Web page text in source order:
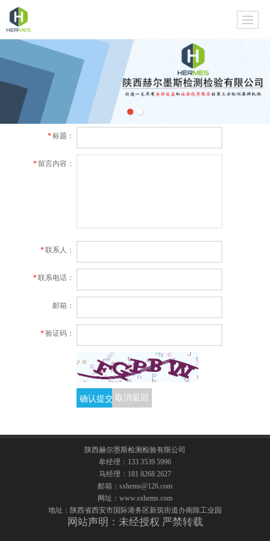
*标题：
* 留言内容：
*联系人：
*联系电话：
邮箱：
*验证码：
确认提交 取消返回
陕西赫尔墨斯检测检验有限公司
牟经理：133 3539 5996
马经理：181 8268 2627
邮箱：sxhems@126.com
网址：www.sxhems.com
地址：陕西省西安市国际港务区新筑街道办南陈工业园
网站声明：未经授权 严禁转载